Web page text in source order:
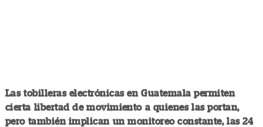
Las tobilleras electrónicas en Guatemala permiten
cierta libertad de movimiento a quienes las portan,
pero también implican un monitoreo constante, las 24